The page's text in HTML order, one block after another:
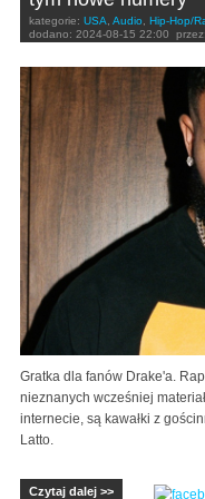
kategorie: USA Audio Hip-Hop/
dodano: 2024-08-15 22:00 przez:
Gratka dla fanów Drake'a.
nieznanych wcześniej
internecie, są kawałki z
Latto.
Czytaj dalej >>